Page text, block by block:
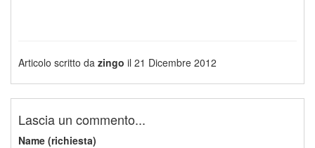
Articolo scritto da zingo il 21 Dicembre 2012
Lascia un commento...
Name (richiesta)